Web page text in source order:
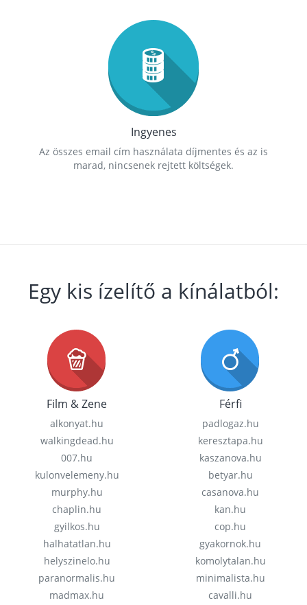
Ingyenes
Az összes email cím használata díjmentes és az is
marad, nincsenek rejtett költségek.
Egy kis ízelítő a kínálatból:
Film & Zene
alkonyat.hu
walkingdead.hu
007.hu
kulonvelemeny.hu
murphy.hu
chaplin.hu
gyilkos.hu
halhatatlan.hu
helyszinelo.hu
paranormalis.hu
madmax.hu
Férfi
padlogaz.hu
keresztapa.hu
kaszanova.hu
betyar.hu
casanova.hu
kan.hu
cop.hu
gyakornok.hu
komolytalan.hu
minimalista.hu
cavalli.hu